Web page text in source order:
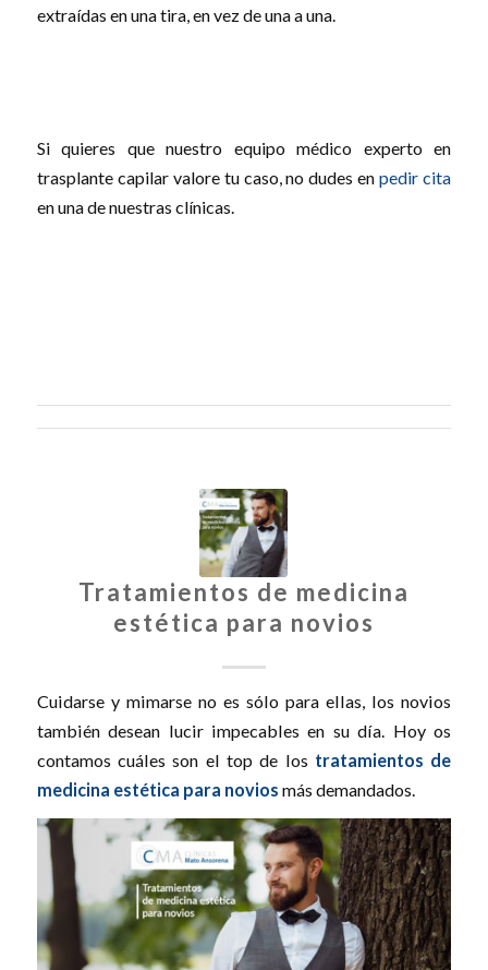
extraídas en una tira, en vez de una a una.
Si quieres que nuestro equipo médico experto en
trasplante capilar valore tu caso, no dudes enpedir cita
en una de nuestras clínicas.
Tratamientos de medicina
estética para novios
Cuidarse y mimarse no es sólo para ellas, los novios
también desean lucir impecables en su día. Hoy os
contamos cuáles son el top de los tratamientos de
medicina estética para novios más demandados.